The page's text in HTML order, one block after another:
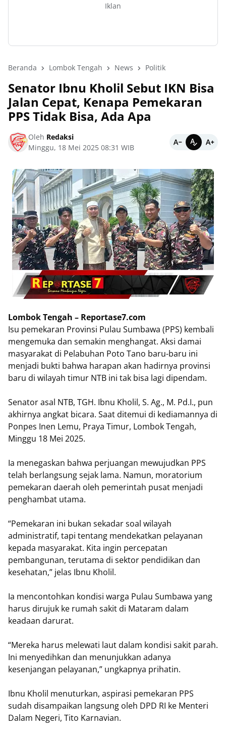
Iklan
Beranda Lombok Tengah News Politik
Senator Ibnu Kholil Sebut IKN Bisa
Jalan Cepat, Kenapa Pemekaran
PPS Tidak Bisa, Ada Apa
Oleh Redaksi
Minggu, 18 Mei 2025 08:31 WIB
Lombok Tengah – Reportase7.com
Isu pemekaran Provinsi Pulau Sumbawa (PPS) kembali
mengemuka dan semakin menghangat. Aksi damai
masyarakat di Pelabuhan Poto Tano baru-baru ini
menjadi bukti bahwa harapan akan hadirnya provinsi
baru di wilayah timur NTB ini tak bisa lagi dipendam.
Senator asal NTB, TGH. Ibnu Kholil, S. Ag., M. Pd.I., pun
akhirnya angkat bicara. Saat ditemui di kediamannya di
Ponpes Inen Lemu, Praya Timur, Lombok Tengah,
Minggu 18 Mei 2025.
Ia menegaskan bahwa perjuangan mewujudkan PPS
telah berlangsung sejak lama. Namun, moratorium
pemekaran daerah oleh pemerintah pusat menjadi
penghambat utama.
“Pemekaran ini bukan sekadar soal wilayah
administratif, tapi tentang mendekatkan pelayanan
kepada masyarakat. Kita ingin percepatan
pembangunan, terutama di sektor pendidikan dan
kesehatan,” jelas Ibnu Kholil.
Ia mencontohkan kondisi warga Pulau Sumbawa yang
harus dirujuk ke rumah sakit di Mataram dalam
keadaan darurat.
“Mereka harus melewati laut dalam kondisi sakit parah.
Ini menyedihkan dan menunjukkan adanya
kesenjangan pelayanan,” ungkapnya prihatin.
Ibnu Kholil menuturkan, aspirasi pemekaran PPS
sudah disampaikan langsung oleh DPD RI ke Menteri
Dalam Negeri, Tito Karnavian.